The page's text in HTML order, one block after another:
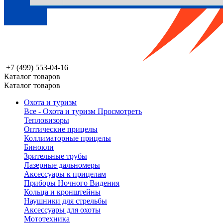
+7 (499) 553-04-16
Каталог товаров
Каталог товаров
Охота и туризм
Все - Охота и туризм Просмотреть
Тепловизоры
Оптические прицелы
Коллиматорные прицелы
Бинокли
Зрительные трубы
Лазерные дальномеры
Аксессуары к прицелам
Приборы Ночного Видения
Кольца и кронштейны
Наушники для стрельбы
Аксессуары для охоты
Мототехника